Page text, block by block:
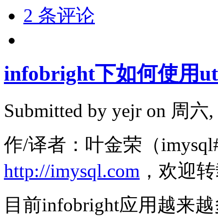
2 条评论
infobright下如何使用
Submitted by yejr on 周六,
作/译者：叶金荣（
http://imysql.com ，欢迎
目前infobright应用越来